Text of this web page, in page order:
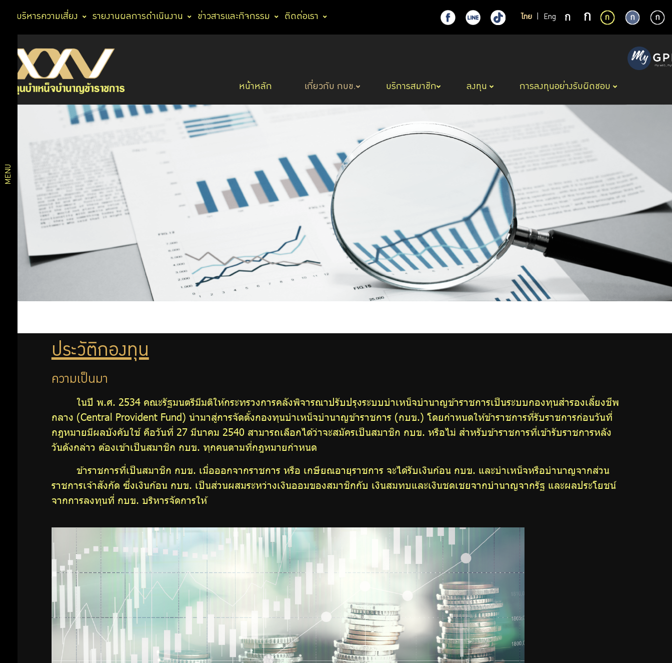
ไทย Eng
การบริหารความเสี่ยง รายงานผลการดำเนินงาน ข่าวสารและกิจกรรม ติดต่อเรา
หน้าหลัก เกี่ยวกับ กบข. บริการสมาชิก ลงทุน การลงทุนอย่างรับผิดชอบ
MENU
เกี่ยว
กับ
กบข.
องค์กร
สถิติ
สัญลักษณ์
วิสัยทัศน์
แผนการ
บริหารงาน
และผลการ
ดำเนินงาน
ตามแผน
ยุทธศาสตร์
กฎหมายที่
ข้อมูลส่วน
บุคคล
ประวัติกองทุน
ความเป็นมา
ในปี พ.ศ. 2534 คณะรัฐมนตรีมีมติให้กระทรวงการคลังพิจารณาปรับปรุงระบบบำเหน็จบำนาญข้าราชการเป็นระบบกองทุนสำรองเลี้ยงชีพ
กลาง (Central Provident Fund) นำมาสู่การจัดตั้งกองทุนบำเหน็จบำนาญข้าราชการ (กบข.) โดยกำหนดให้ข้าราชการที่รับราชการก่อนวันที่
กฎหมายมีผลบังคับใช้ คือวันที่ 27 มีนาคม 2540 สามารถเลือกได้ว่าจะสมัครเป็นสมาชิก กบข. หรือไม่ สำหรับข้าราชการที่เข้ารับราชการหลัง
วันดังกล่าว ต้องเข้าเป็นสมาชิก กบข. ทุกคนตามที่กฎหมายกำหนด
ข้าราชการที่เป็นสมาชิก กบข. เมื่อออกจากราชการ หรือ เกษียณอายุราชการ จะได้รับเงินก้อน กบข. และบำเหน็จหรือบำนาญจากส่วน
ราชการเจ้าสังกัด ซึ่งเงินก้อน กบข. เป็นส่วนผสมระหว่างเงินออมของสมาชิกกับ เงินสมทบและเงินชดเชยจากบำนาญจากรัฐ และผลประโยชน์
จากการลงทุนที่ กบข. บริหารจัดการให้